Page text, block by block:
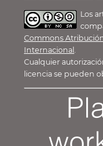
Los
Commons
Internacional
Cualquier
licencia se pueden